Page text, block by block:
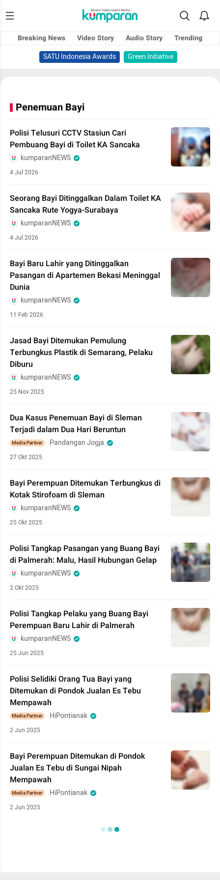
Breaking News Video Story Audio Story
Trending
SATU Indonesia Awards
Green Initiative
Penemuan Bayi
Polisi Telusuri CCTV Stasiun Cari
Pembuang Bayi di Toilet KA Sancaka
kumparanNEWS
4 Jul 2026
Seorang Bayi Ditinggalkan Dalam Toilet KA
Sancaka Rute Yogya-Surabaya
kumparanNEWS
4 Jul 2026
Bayi Baru Lahir yang Ditinggalkan
Pasangan di Apartemen Bekasi Meninggal
Dunia
kumparanNEWS
11 Feb 2026
Jasad Bayi Ditemukan Pemulung
Terbungkus Plastik di Semarang, Pelaku
Diburu
kumparanNEWS
25 Nov 2025
Dua Kasus Penemuan Bayi di Sleman
Terjadi dalam Dua Hari Beruntun
Media Partner Pandangan Jogja
27 Okt 2025
Bayi Perempuan Ditemukan Terbungkus di
Kotak Stirofoam di Sleman
kumparanNEWS
25 Okt 2025
Polisi Tangkap Pasangan yang Buang Bayi
di Palmerah: Malu, Hasil Hubungan Gelap
kumparanNEWS
2 Okt 2025
Polisi Tangkap Pelaku yang Buang Bayi
Perempuan Baru Lahir di Palmerah
kumparanNEWS
25 Jun 2025
Polisi Selidiki Orang Tua Bayi yang
Ditemukan di Pondok Jualan Es Tebu
Mempawah
Media Partner HiPontianak
2 Jun 2025
Bayi Perempuan Ditemukan di Pondok
Jualan Es Tebu di Sungai Nipah
Mempawah
Media Partner HiPontianak
2 Jun 2025